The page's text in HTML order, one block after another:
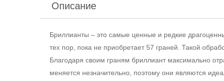
Описание
Бриллианты – это самые ценные и редкие
тех пор, пока не приобретает 57 граней. Такой
Благодаря своим граням бриллиант максимально
меняется незначительно, поэтому они являются